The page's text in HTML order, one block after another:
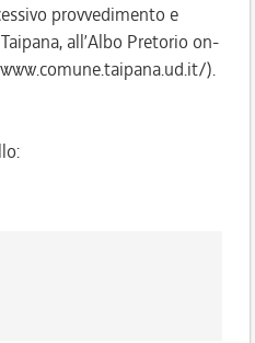
provvedimento e
all’Albo Pretorio on-
).